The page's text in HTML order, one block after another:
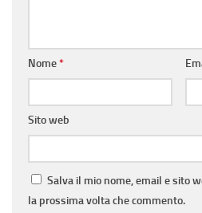
Nome*
Sito web
Salva il mio nome, email e sito
la prossima volta che commento.